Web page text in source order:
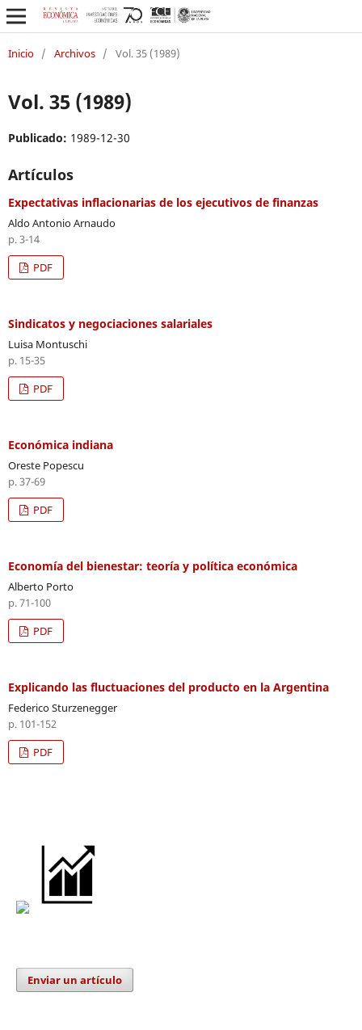
Inicio / Archivos / Vol. 35 (1989)
Vol. 35 (1989)
Publicado: 1989-12-30
Artículos
Expectativas inflacionarias de los ejecutivos de finanzas
Aldo Antonio Arnaudo
p. 3-14
PDF
Sindicatos y negociaciones salariales
Luisa Montuschi
p. 15-35
PDF
Económica indiana
Oreste Popescu
p. 37-69
PDF
Economía del bienestar: teoría y política económica
Alberto Porto
p. 71-100
PDF
Explicando las fluctuaciones del producto en la Argentina
Federico Sturzenegger
p. 101-152
PDF
Enviar un artículo